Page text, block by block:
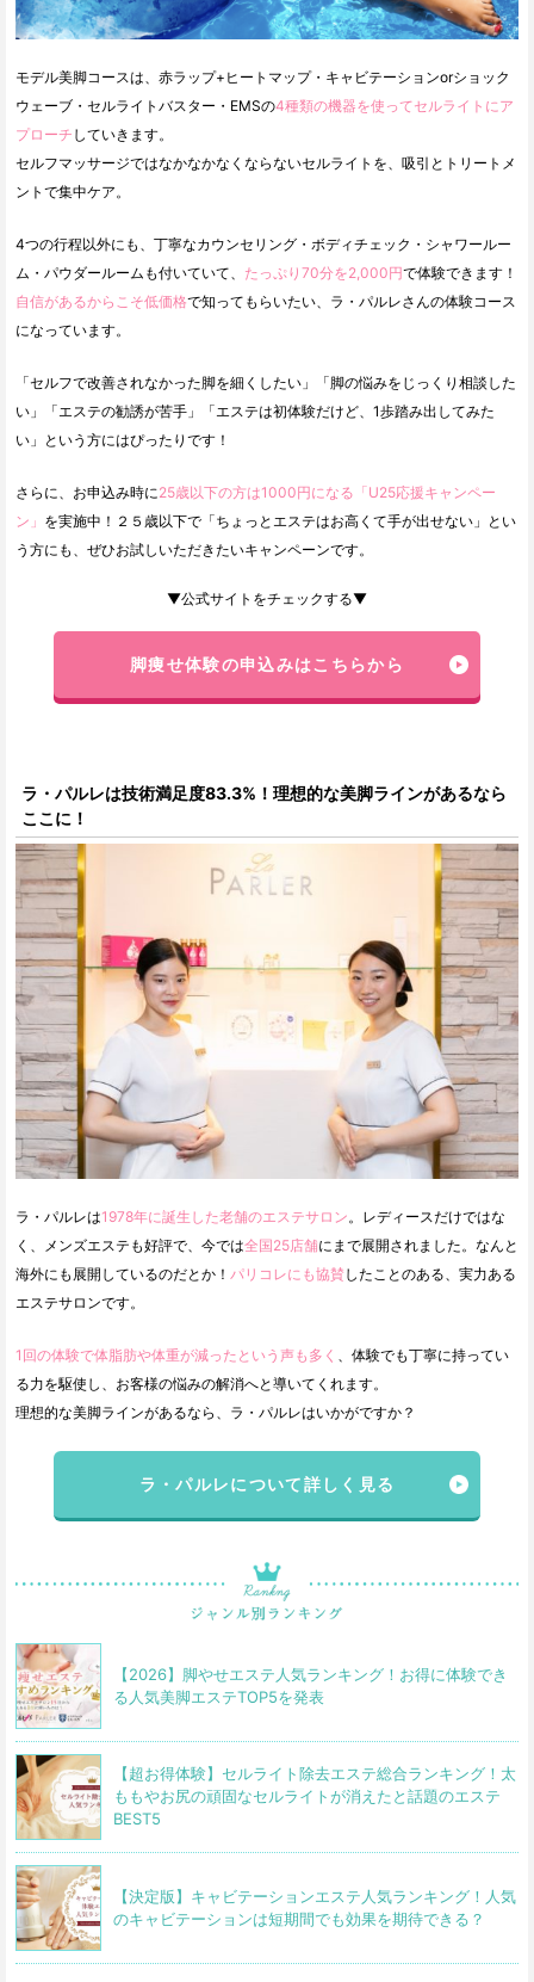
モデル美脚コースは、赤ラップ+ヒートマップ・キャビテーションorショック
ウェーブ・セルライトバスター・EMSの4種類の機器を使ってセルライトにア
プローチ していきます。
セルフマッサージではなかなかなくならないセルライトを、吸引とトリートメ
ントで集中ケア。
4つの行程以外にも、丁寧なカウンセリング・ボディチェック・シャワールー
ム・パウダールームも付いていて、 たっぷり70分を2,000円で体験できます！
自信があるからこそ低価格で知ってもらいたい、ラ・パルレさんの体験コース
になっています。
「セルフで改善されなかった脚を細くしたい」「脚の悩みをじっくり相談した
い」「エステの勧誘が苦手」「エステは初体験だけど、1歩踏み出してみた
い」という方にはぴったりです！
さらに、お申込み時に25歳以下の方は1000円になる「U25応援キャンペー
ン」 を実施中！２５歳以下で「ちょっとエステはお高くて手が出せない」とい
う方にも、ぜひお試しいただきたいキャンペーンです。
▼公式サイトをチェックする▼
脚痩せ体験の申込みはこちらから
ラ・パルレは技術満足度83.3%！理想的な美脚ラインがあるなら
ここに！
ラ・パルレは1978年に誕生した老舗のエステサロン。レディースだけではな
く、メンズエステも好評で、今では全国25店舗にまで展開されました。なんと
海外にも展開しているのだとか！ パリコレにも協賛 したことのある、実力ある
エステサロンです。
1回の体験で体脂肪や体重が減ったという声も多く 、体験でも丁寧に持ってい
る力を駆使し、お客様の悩みの解消へと導いてくれます。
理想的な美脚ラインがあるなら、ラ・パルレはいかがですか？
ラ・パルレについて詳しく見る
【2026】脚やせエステ人気ランキング！お得に体験でき
る人気美脚エステTOP5を発表
【超お得体験】セルライト除去エステ総合ランキング！太
ももやお尻の頑固なセルライトが消えたと話題のエステ
BEST5
【決定版】キャビテーションエステ人気ランキング！人気
のキャビテーションは短期間でも効果を期待できる？